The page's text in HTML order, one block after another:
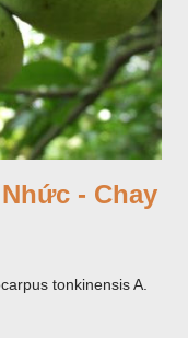
- Chay
tonkinensis A.